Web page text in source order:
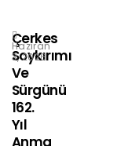
Çerkes
Soykırımı
Ve
Sürgünü
162.
Yıl
Anma
Haziran
3, 2026